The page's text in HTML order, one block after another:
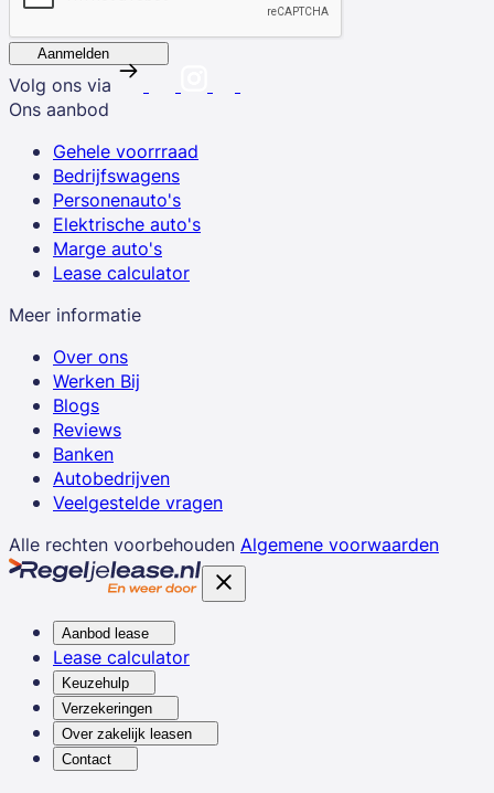
Aanmelden
Volg ons via
Ons aanbod
Gehele voorrraad
Bedrijfswagens
Personenauto's
Elektrische auto's
Marge auto's
Lease calculator
Meer informatie
Over ons
Werken Bij
Blogs
Reviews
Banken
Autobedrijven
Veelgestelde vragen
Alle rechten voorbehouden Algemene voorwaarden
Aanbod lease
Lease calculator
Keuzehulp
Verzekeringen
Over zakelijk leasen
Contact